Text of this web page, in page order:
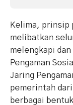
Kelima, prinsip
melibatkan
melengkapi
Pengaman
Jaring
pemerintah
berbagai